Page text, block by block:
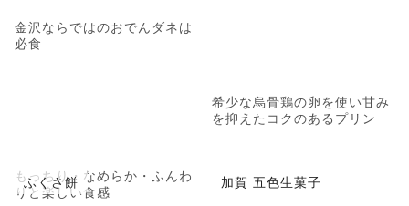
金沢ならではのおでんダネは
必食
希少な烏骨鶏の卵を使い甘み
を抑えたコクのあるプリン
ふくさ餅
もっちり・なめらか・ふんわ
りと楽しい食感
加賀 五色生菓子